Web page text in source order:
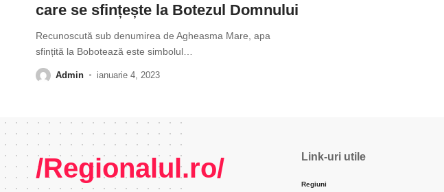
care se sfințește la Botezul Domnului
Recunoscută sub denumirea de Agheasma Mare, apa
sfințită la Bobotează este simbolul
Admin ianuarie 4, 2023
/Regionalul.ro/ Link-uri utile
Regiuni